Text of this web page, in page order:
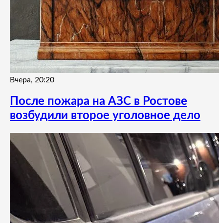
Вчера, 20:20
После пожара на АЗС в Ростове
возбудили второе уголовное дело